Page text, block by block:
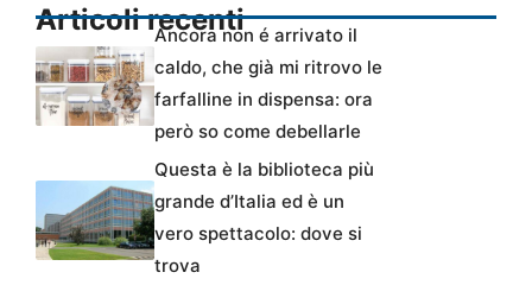
Articoli recentiAncora non é arrivato il
caldo, che già mi ritrovo le
farfalline in dispensa: ora
però so come debellarle
Questa è la biblioteca più
grande d’Italia ed è un
vero spettacolo: dove si
trova